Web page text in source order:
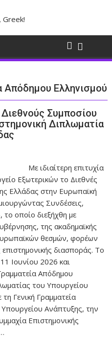
Απόδημου Ελληνισμού
Συμποσίου
Διπλωματία
Με ιδιαίτερη επιτυχία
Εξωτερικών το Διεθνές
Ελλάδας στην Ευρωπαϊκή
Συνδέσεις,
οποίο διεξήχθη με
της ακαδημαϊκής
θεσμών, φορέων
επιστημονικής διασποράς. Το
Ιουνίου 2026 και
Απόδημου
του Υπουργείου
Γενική Γραμματεία
Ανάπτυξης, την
Επιστημονικής